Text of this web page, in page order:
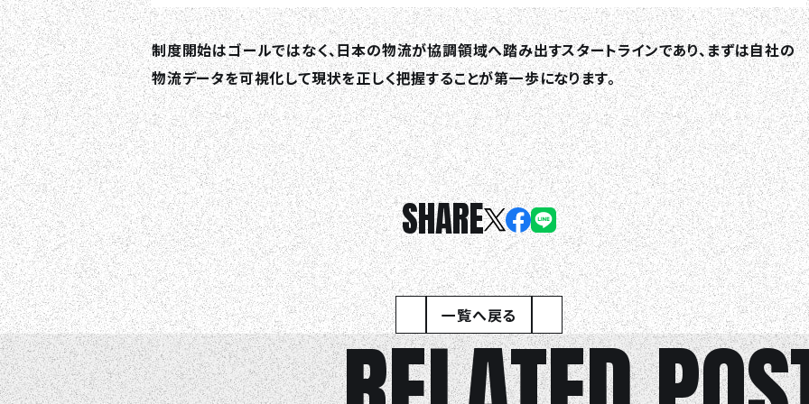
制度開始はゴールではなく、日本の物流が協調領域へ踏み出すスタートラインであり、まずは自社の
物流データを可視化して現状を正しく把握することが第一歩になります。
SHARE
一覧へ戻る